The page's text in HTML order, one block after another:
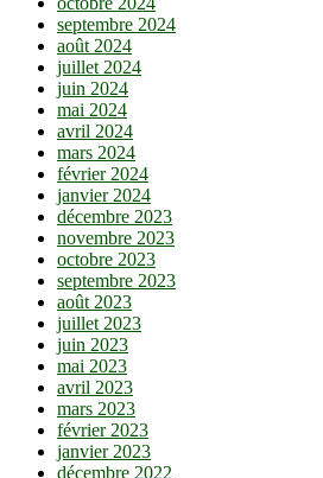
septembre 2024
août 2024
juillet 2024
juin 2024
mai 2024
avril 2024
mars 2024
février 2024
janvier 2024
décembre 2023
novembre 2023
octobre 2023
septembre 2023
août 2023
juillet 2023
juin 2023
mai 2023
avril 2023
mars 2023
février 2023
janvier 2023
décembre 2022